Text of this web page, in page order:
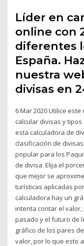
Líder en
online con
diferentes
España.
nuestra
divisas en
6 Mar 2020 Utilice
calcular divisas y
esta calculadora de
clasificación de
popular para los
de divisa Elija el
que mejor se
turísticas aplicadas
calculadora hay un
intenta contar el
pasado y el futuro de
gráfico de los pares
valor, por lo que esto